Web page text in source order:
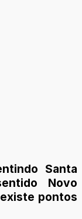
Santa
Novo
pontos